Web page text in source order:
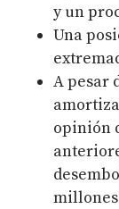
y un
Una
A pesar
opinión